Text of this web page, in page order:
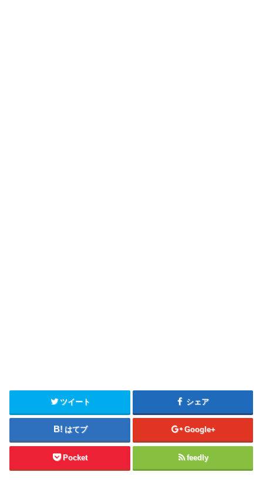
ツイート シェア
はてブ Google+
Pocket feedly